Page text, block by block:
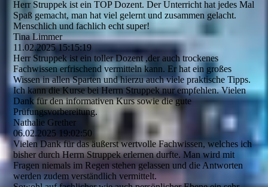
Herr Struppek ist ein TOP Dozent. Der Unterricht hat jedes Mal
Spaß gemacht, man hat viel gelernt und zusammen gelacht.
Menschlich und fachlich echt super!
Tina Limmer
11.02.2025 15:15:19
Herr Struppek ist ein toller Dozent ,der auch trockenes
Fachwissen erfrischend vermitteln kann. Er hat ein großes
Wissen in allen Sparten und hierzu auch viele praktische Tipps.
Ich kann die Kurse bei Herrn Struppek nur empfehlen. Vielen
Dank für den informativen Kurs sowie die gute
Prüfungsvorbereitung.
Nathalie Grether
06.02.2025 19:02:50
Vielen Dank für das äußerst wertvolle Fachwissen, welches ich
bisher durch Herrn Struppek erlernen durfte. Man wird mit
Fragen niemals im Regen stehen gelassen und die Antworten
werden zudem verständlich vermittelt.